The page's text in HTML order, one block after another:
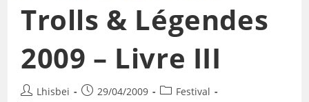
Trolls & Légendes
2009 – Livre III
Lhisbei 29/04/2009
Festival